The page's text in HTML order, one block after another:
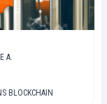
A.
BLOCKCHAIN